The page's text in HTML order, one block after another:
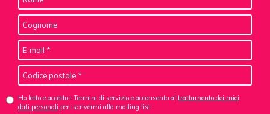
Ho letto e accetto i Termini di servizio e acconsento al trattamento dei miei
dati personali per iscrivermi alla mailing list